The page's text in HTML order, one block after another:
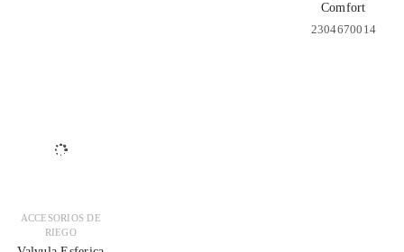
Comfort
2304670014
ACCESORIOS DE
RIEGO